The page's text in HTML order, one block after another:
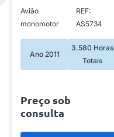
Avião
monomotor
REF:
AS5734
Ano 2011
3.580 Horas
Totais
Preço sob
consulta